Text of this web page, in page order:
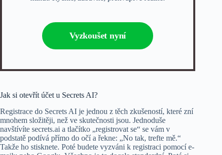
Vyzkoušet nyní
Jak si otevřít účet u Secrets AI?
Registrace do Secrets AI je jednou z těch zkušeností, které zní
mnohem složitěji, než ve skutečnosti jsou. Jednoduše
navštívíte secrets.ai a tlačítko „registrovat se“ se vám v
podstatě podívá přímo do očí a řekne: „No tak, trefte mě.“
Takže ho stisknete. Poté budete vyzváni k registraci pomocí e-